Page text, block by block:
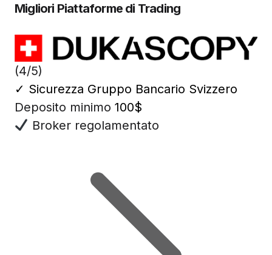
Migliori Piattaforme di Trading
(4/5)
✓ Sicurezza Gruppo Bancario Svizzero
Deposito minimo 100$
Broker regolamentato